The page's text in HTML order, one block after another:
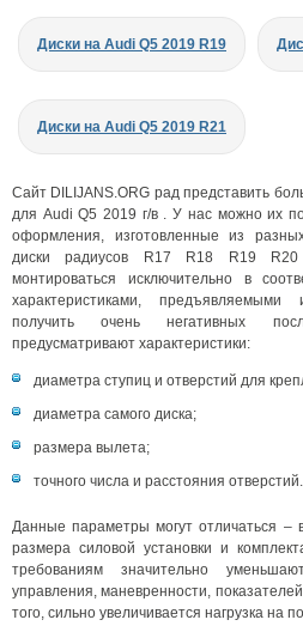
Диски на Audi Q5 2019 R19
Диски на Audi Q5 2019 R21
Сайт DILIJANS.ORG рад представить
для Audi Q5 2019 г/в . У нас можно их
оформления, изготовленные из
диски радиусов R17 R18 R19
монтироваться исключительно в
характеристиками,
получить очень негативных
предусматривают характеристики:
диаметра ступиц и отверстий для
диаметра самого диска;
размера вылета;
точного числа и расстояния отверстий.
Данные параметры могут отличаться –
размера силовой установки и
требованиям значительно
управления, маневренности,
того, сильно увеличивается нагрузка на